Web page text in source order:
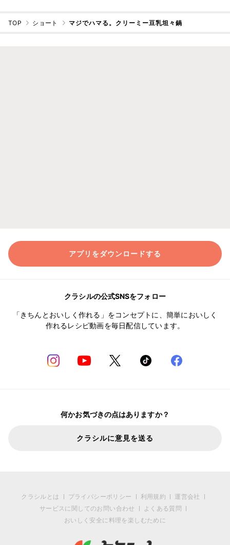
TOP ショート マジでハマる。クリーミー豆乳坦々鍋
アプリをダウンロードする
クラシルの公式SNSをフォロー
「きちんとおいしく作れる」をコンセプトに、簡単においしく
作れるレシピ動画を毎日配信しています。
何かお気づきの点はありますか？
クラシルに意見を送る
クラシルとは プライバシーポリシー 利用規約
運営会社
サービスに関してのお問い合わせ
よくある質問
おいしく安全に料理を楽しむために